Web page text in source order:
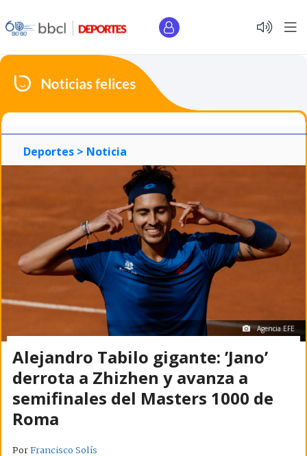
Deportes > Noticia
Agencia EFE
Alejandro Tabilo gigante: ’Jano’
derrota a Zhizhen y avanza a
semifinales del Masters 1000 de
Roma
PorFrancisco Solís